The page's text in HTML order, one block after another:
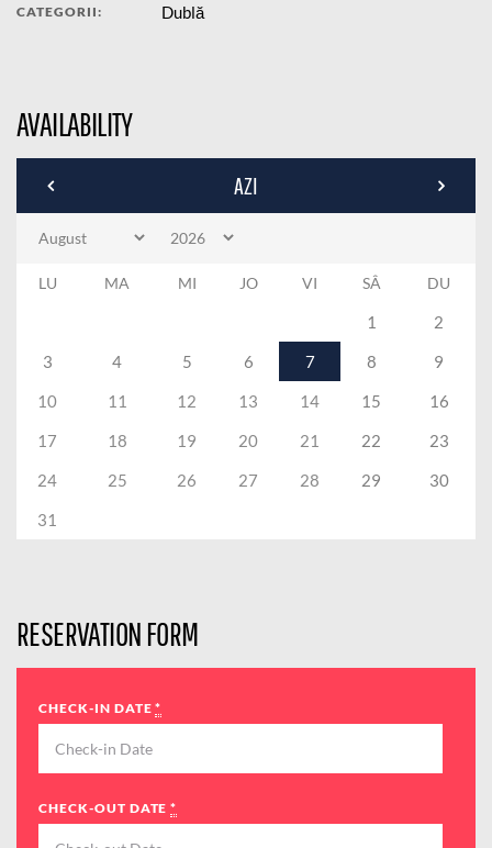
CATEGORII: Dublă
AVAILABILITY
AZI
LU MA MI JO VI SÂ DU
1
2
3
4 5 6 7 8
9
10
11 12 13 14 15
16
17
18 19 20 21 22
23
24
25 26 27 28 29
30
31
RESERVATION FORM
CHECK-IN DATE*
CHECK-OUT DATE*